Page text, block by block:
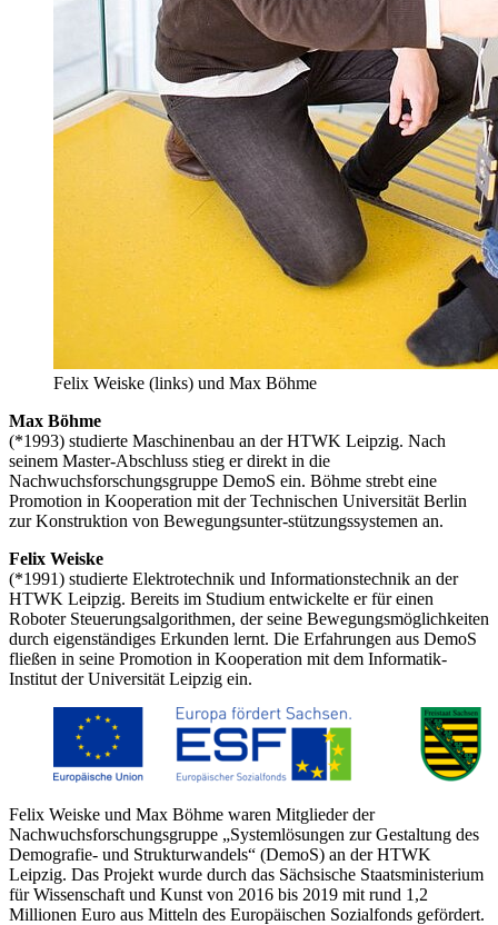
Felix Weiske (links) und Max Böhme
Max Böhme
(*1993) studierte Maschinenbau an der HTWK Leipzig. Nach
seinem Master-Abschluss stieg er direkt in die
Nachwuchsforschungsgruppe DemoS ein. Böhme strebt eine
Promotion in Kooperation mit der Technischen Universität Berlin
zur Konstruktion von Bewegungsunter-stützungssystemen an.
Felix Weiske
(*1991) studierte Elektrotechnik und Informationstechnik an der
HTWK Leipzig. Bereits im Studium entwickelte er für einen
Roboter Steuerungsalgorithmen, der seine Bewegungsmöglichkeiten
durch eigenständiges Erkunden lernt. Die Erfahrungen aus DemoS
fließen in seine Promotion in Kooperation mit dem Informatik-
Institut der Universität Leipzig ein.
Felix Weiske und Max Böhme waren Mitglieder der
Nachwuchsforschungsgruppe „Systemlösungen zur Gestaltung des
Demografie- und Strukturwandels“ (DemoS) an der HTWK
Leipzig. Das Projekt wurde durch das Sächsische Staatsministerium
für Wissenschaft und Kunst von 2016 bis 2019 mit rund 1,2
Millionen Euro aus Mitteln des Europäischen Sozialfonds gefördert.